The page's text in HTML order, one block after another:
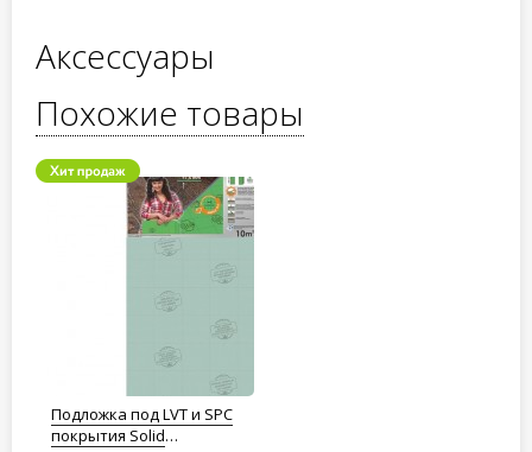
Аксессуары
Похожие товары
Подложка под LVT и SPC
покрытия Solid